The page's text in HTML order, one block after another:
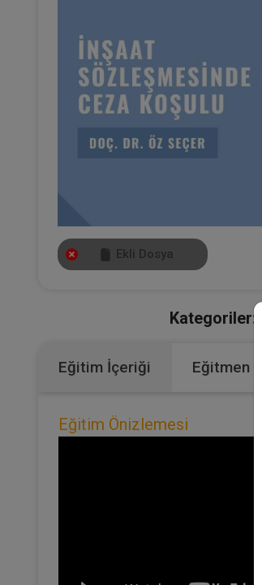
Ekli Dosya
Kategoriler:
Eğitim İçeriği Eğitmen
Eğitim Önizlemesi